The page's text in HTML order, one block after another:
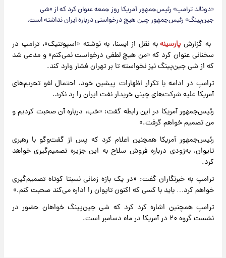
«دونالد ترامپ» رئیس‌جمهور آمریکا روز جمعه عنوان کرد که از «شی
جین‌پینگ» رئیس‌جمهور چین هیچ درخواستی درباره ایران نداشته است.
به گزارش پارسینهبه نقل از ایسنا، به نوشته «اسپوتنیک»، ترامپ در
سخنانی عنوان کرد که «من هیچ لطفی درخواست نمی‌کنم» و مدعی شد
که از شی جین‌پینگ نیز نخواسته تا بر تهران فشار وارد کند.
ترامپ در ادامه با تکرار اظهارات پیشین خود، احتمال لغو تحریم‌های
آمریکا علیه شرکت‌های چینی خریدار نفت ایران را رد نکرد.
رئیس‌جمهور آمریکا در این رابطه گفت: «خب، درباره آن صحبت کردیم و
من تصمیم خواهم گرفت.»
رئیس‌جمهور آمریکا همچنین اعلام کرد که پس از گفت‌وگو با رهبری
تایوان، به‌زودی درباره فروش سلاح به این جزیره تصمیم‌گیری خواهد
کرد.
ترامپ به خبرنگاران گفت: «در یک بازه زمانی نسبتا کوتاه تصمیم‌گیری
خواهم کرد… باید با کسی که اکنون تایوان را اداره می‌کند صحبت کنم.»
ترامپ همچنین اشاره کرد کرد که شی جین‌پینگ خواهان حضور در
نشست گروه ۲۰ در آمریکا در ماه دسامبر است.